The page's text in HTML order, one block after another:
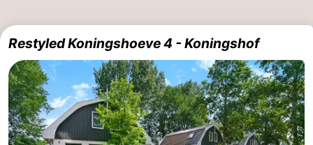
Restyled Koningshoeve 4 - Koningshof